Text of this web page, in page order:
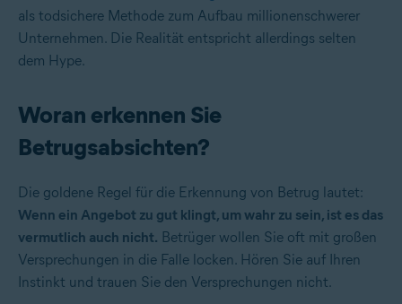
als todsichere Methode zum Aufbau millionenschwerer
Unternehmen. Die Realität entspricht allerdings selten
dem Hype.
Woran erkennen Sie
Betrugsabsichten?
Die goldene Regel für die Erkennung von Betrug lautet:
Wenn ein Angebot zu gut klingt, um wahr zu sein, ist es das
vermutlich auch nicht. Betrüger wollen Sie oft mit großen
Versprechungen in die Falle locken. Hören Sie auf Ihren
Instinkt und trauen Sie den Versprechungen nicht.